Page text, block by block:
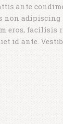
ante
non adipiscing
eros, facilisis
id ante.